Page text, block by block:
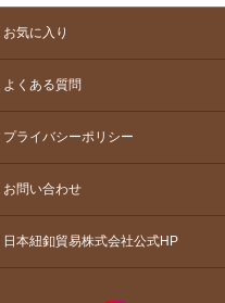
お気に入り
よくある質問
プライバシーポリシー
お問い合わせ
日本紐釦貿易株式会社公式HP